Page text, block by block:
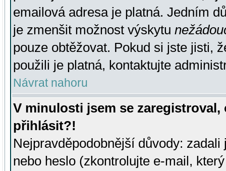
emailová adresa je platná. Jedním
je zmenšit možnost výskytu
pouze obtěžovat. Pokud si jste jisti,
použili je platná, kontaktujte
Návrat nahoru
V minulosti jsem se
přihlásit?!
Nejpravděpodobnější důvody:
nebo heslo (zkontrolujte e-mail,